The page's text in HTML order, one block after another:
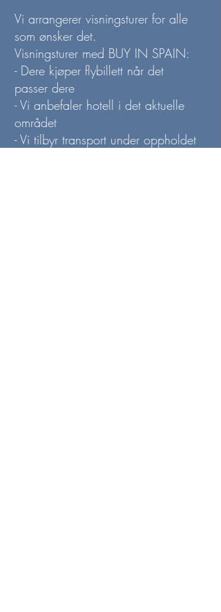
Vi arrangerer visningsturer for alle
som ønsker det.
Visningsturer med BUY IN SPAIN:
- Dere kjøper flybillett når det
passer dere
- Vi anbefaler hotell i det aktuelle
området
- Vi tilbyr transport under oppholdet